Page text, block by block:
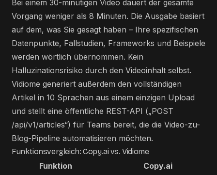
Bei einem 30-minütigen Video dauert der gesamte
Vorgang weniger als 8 Minuten. Die Ausgabe basiert
auf dem, was Sie gesagt haben – Ihre spezifischen
Datenpunkte, Fallstudien, Frameworks und Beispiele
werden wörtlich übernommen. Kein
Halluzinationsrisiko durch den Videoinhalt selbst.
Vidiome generiert außerdem den vollständigen
Artikel in 10 Sprachen aus einem einzigen Upload
und stellt eine öffentliche REST-API („POST
/api/v1/articles“) für Teams bereit, die die Video-zu-
Blog-Pipeline automatisieren möchten.
Funktionsvergleich: Copy.ai vs. Vidiome
Funktion Copy.ai